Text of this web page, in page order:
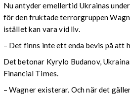
Nu antyder emellertid Ukrainas
för den fruktade terrorgruppen
istället kan vara vid liv.
– Det finns inte ett enda bevis på att
Det betonar Kyrylo Budanov,
Financial Times.
– Wagner existerar. Och när det